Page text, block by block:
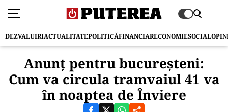
DEZVALUIRIACTUALITATEPOLITICĂFINANCIARECONOMIESOCIAL
Anunț pentru bucureșteni:
Cum va circula tramvaiul 41 va
în noaptea de Înviere